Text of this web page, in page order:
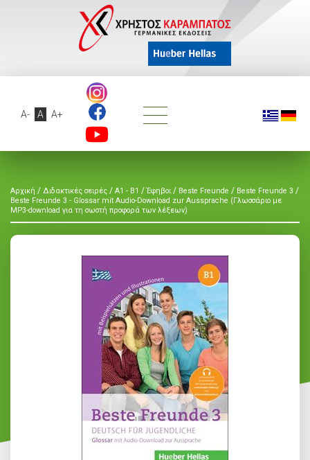
A- A A+
Αρχική / Διδακτικές σειρές / A1 - B1 / Έφηβοι / Beste Freunde / Beste Freunde 3 /
Beste Freunde 3 - Glossar mit Audio-Download zur Aussprache (Γλωσσάριο με
MP3-download για τη σωστή προφορά των λέξεων)